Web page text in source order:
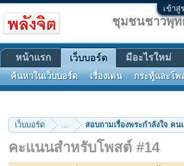
เข้าสู่
เว็บบอร์ด ... สอบถามเรื่องพระกำลังใจ คน
คะแนนสำหรับโพสต์ #14
ชุมชนชาวพุท
หน้าแรก เว็บบอร์ด
ค้นหาในเว็บบอร์ด เรื่องเด่น กระทู้และโพ
มีอะไรใหม่